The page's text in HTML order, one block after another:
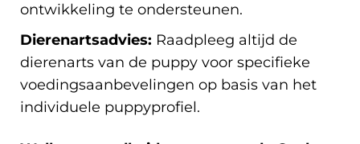
ontwikkeling te ondersteunen.
Dierenartsadvies: Raadpleeg altijd de
dierenarts van de puppy voor specifieke
voedingsaanbevelingen op basis van het
individuele puppyprofiel.